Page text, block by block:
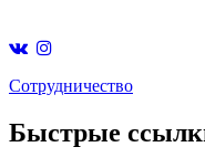
Cотрудничество
Быстрые